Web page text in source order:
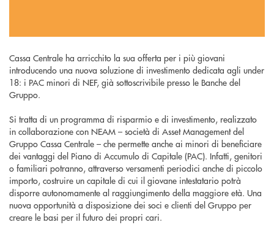
Cassa Centrale ha arricchito la sua offerta per i più giovani
introducendo una nuova soluzione di investimento dedicata agli under
18: i PAC minori di NEF, già sottoscrivibile presso le Banche del
Gruppo.
Si tratta di un programma di risparmio e di investimento, realizzato
in collaborazione con NEAM – società di Asset Management del
Gruppo Cassa Centrale – che permette anche ai minori di beneficiare
dei vantaggi del Piano di Accumulo di Capitale (PAC). Infatti, genitori
o familiari potranno, attraverso versamenti periodici anche di piccolo
importo, costruire un capitale di cui il giovane intestatario potrà
disporre autonomamente al raggiungimento della maggiore età. Una
nuova opportunità a disposizione dei soci e clienti del Gruppo per
creare le basi per il futuro dei propri cari.